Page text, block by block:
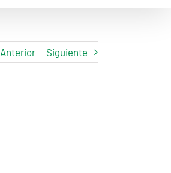
Anterior Siguiente